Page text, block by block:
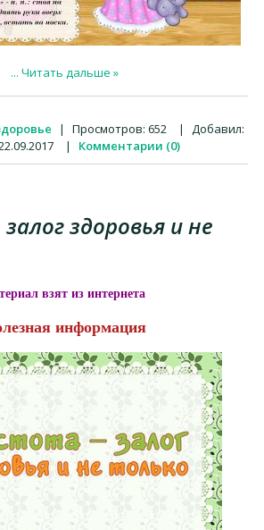
... Читать дальше »
| Просмотров: 652 |
Добавил:
| Комментарии (0)
здоровья и не
взят из интернета
информация